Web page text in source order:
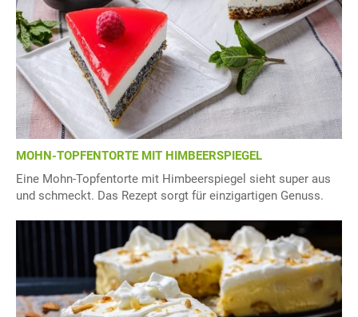
MOHN-TOPFENTORTE MIT HIMBEERSPIEGEL
Eine Mohn-Topfentorte mit Himbeerspiegel sieht super aus
und schmeckt. Das Rezept sorgt für einzigartigen Genuss.